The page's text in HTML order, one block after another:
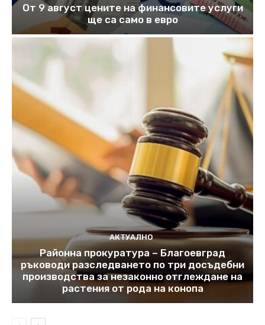
От 9 август цените на финансовите услуги
ще са само в евро
АКТУАЛНО
Районна прокуратура – Благоевград
ръководи разследването по три досъдебни
производства за незаконно отглеждане на
растения от рода на конопа